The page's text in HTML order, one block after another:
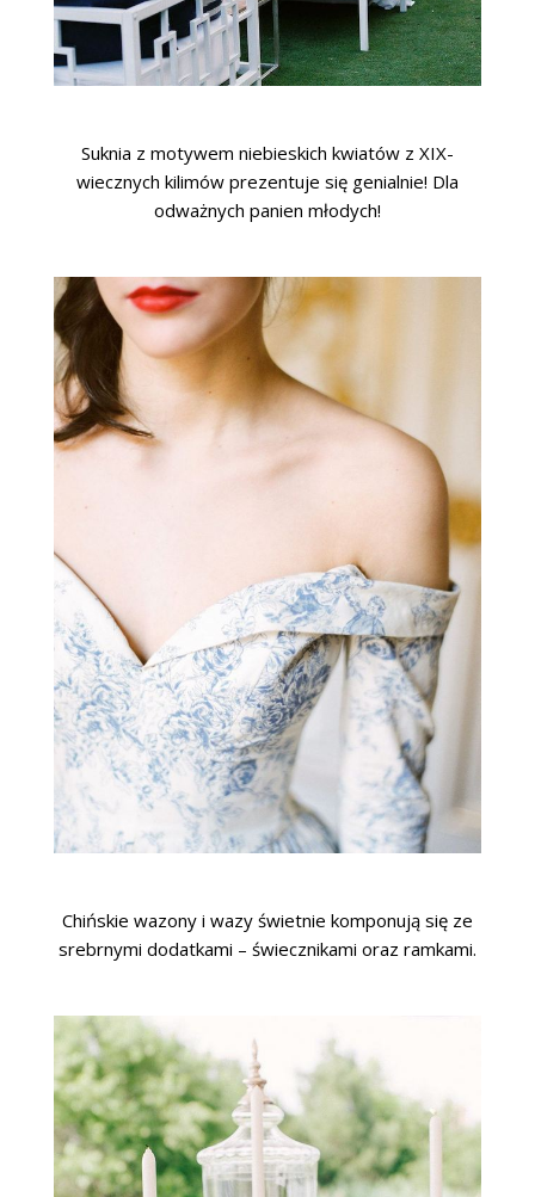
Suknia z motywem niebieskich kwiatów z XIX-
wiecznych kilimów prezentuje się genialnie! Dla
odważnych panien młodych!
Chińskie wazony i wazy świetnie komponują się ze
srebrnymi dodatkami – świecznikami oraz ramkami.